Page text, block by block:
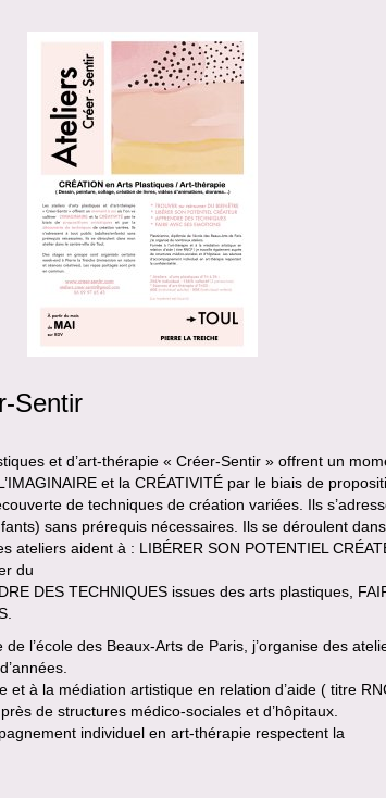
Sentir
et d’art-thérapie « Créer-Sentir » offrent un
et la CRÉATIVITÉ par le biais de
de techniques de création variées. Ils
sans prérequis nécessaires. Ils se déroulent
ateliers aident à : LIBÉRER SON POTENTIEL
du
DES TECHNIQUES issues des arts plastiques,
l’école des Beaux-Arts de Paris, j’organise des
et à la médiation artistique en relation d’aide ( titre
de structures médico-sociales et d’hôpitaux.
individuel en art-thérapie respectent la